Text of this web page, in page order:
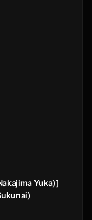
Yuka)]